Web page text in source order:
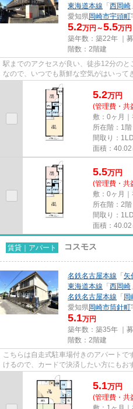
東海道本線 「 西岡崎
愛知県岡崎市宇頭町
5.2万円～5.5万円
築年数：築22年 ｜募
階数：2階建
駅までのアクセスが良い、徒歩12分の
なので、いつでも新鮮な空気がはいっ
済的なネット回線工事済み物...
5.2万円
(管理費・共
敷：0ヶ月｜
所在階：1階
間取り：
面積：40.02
5.5万円
(管理費・共
敷：0ヶ月｜
所在階：2階
間取り：
面積：40.02
賃貸｜アパート コスモス
名鉄名古屋本線 「 矢
東海道本線 「 西岡崎
名鉄名古屋本線 「 岡
愛知県岡崎市筒針町
5.1万円
築年数：築35年 ｜募
階数：2階建
こちらは自走式駐車場付きのアパート
けるので、カードで決済したい方にも
つあり、便利な立地です。気に...
5.1万円
(管理費・共